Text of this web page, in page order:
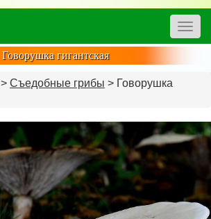
Toggle
Говорушка гигантская
> Съедобные грибы > Говорушка